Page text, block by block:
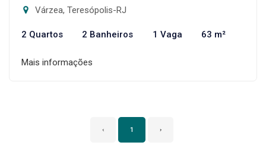
Várzea, Teresópolis-RJ
2 Quartos 2 Banheiros 1 Vaga 63 m²
Mais informações
‹ 1 ›